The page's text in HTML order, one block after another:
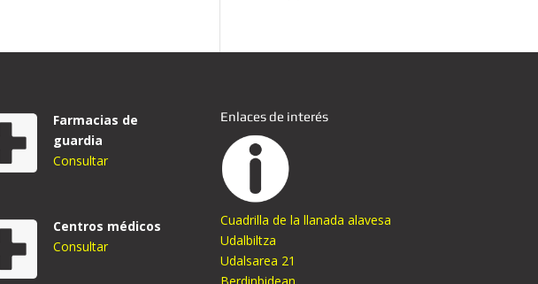
Farmacias de
guardia
Consultar
Centros médicos
Consultar
Enlaces de interés
Cuadrilla de la llanada alavesa
Udalbiltza
Udalsarea 21
Berdinbidean